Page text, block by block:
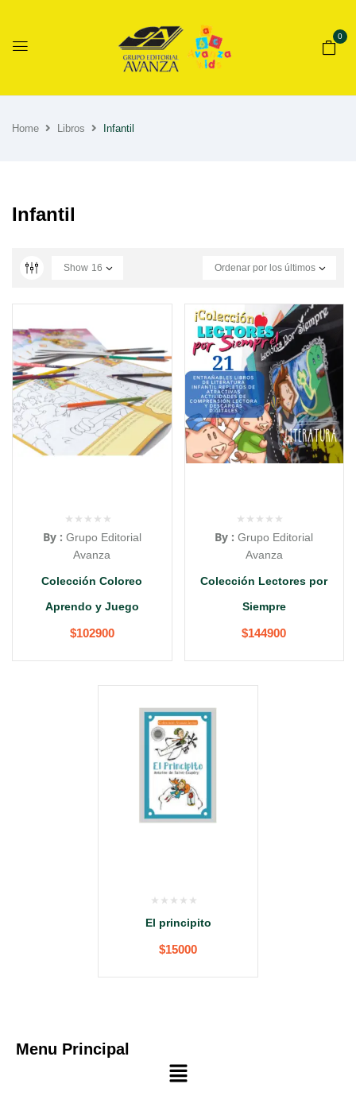
0
Home Libros Infantil
Infantil
Ordenar por los últimos
Show 16
By : Grupo Editorial
Avanza
Colección Coloreo
Aprendo y Juego
$102900
By :Grupo Editorial
Avanza
Colección Lectores por
Siempre
$144900
El principito
$15000
Menu Principal